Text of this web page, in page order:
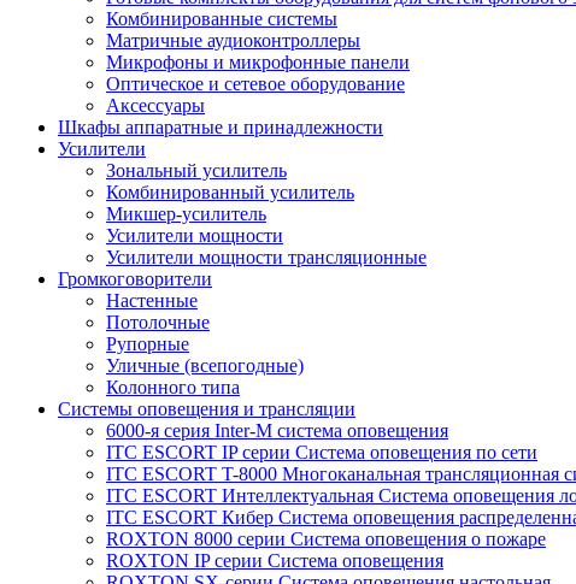
Комбинированные системы
Матричные аудиоконтроллеры
Микрофоны и микрофонные панели
Оптическое и сетевое оборудование
Аксессуары
Шкафы аппаратные и принадлежности
Усилители
Зональный усилитель
Комбинированный усилитель
Микшер-усилитель
Усилители мощности
Усилители мощности трансляционные
Громкоговорители
Настенные
Потолочные
Рупорные
Уличные (всепогодные)
Колонного типа
Системы оповещения и трансляции
6000-я серия Inter-M система оповещения
ITC ESCORT IP серии Система оповещения по сети
ITC ESCORT T-8000 Многоканальная трансляционная
ITC ESCORT Интеллектуальная Система оповещения
ITC ESCORT Кибер Система оповещения
ROXTON 8000 серии Система оповещения о пожаре
ROXTON IP серии Система оповещения